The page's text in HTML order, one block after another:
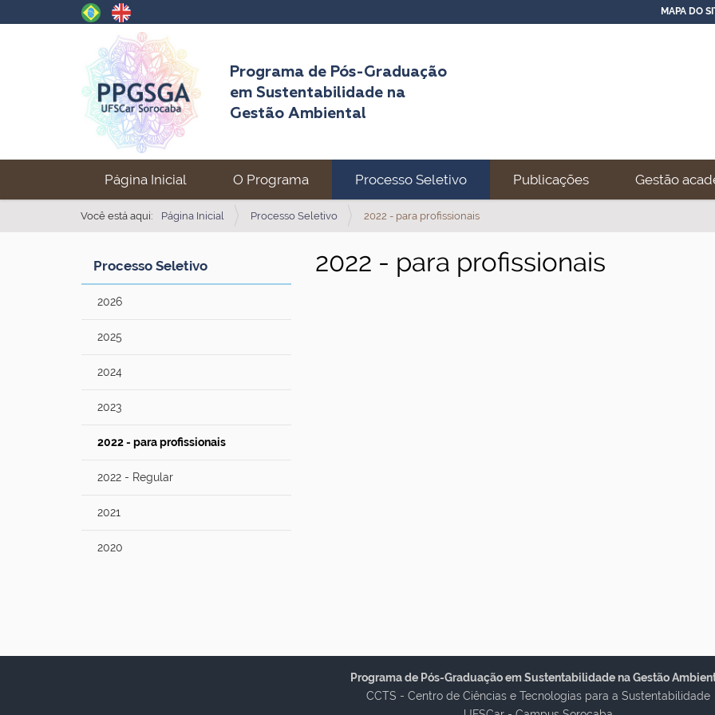
Programa de Pós-Graduação
em Sustentabilidade na
Gestão Ambiental
MAPA DO
Página Inicial O Programa Processo Seletivo Publicações Gestão
Você está aqui: Página Inicial Processo Seletivo 2022 - para profissionais
Processo Seletivo
2026
2025
2024
2023
2022 - para profissionais
2022 - Regular
2021
2020
2022 - para profissionais
Programa de Pós-Graduação em Sustentabilidade na Gestão
CCTS - Centro de Ciências e Tecnologias para a Sustentabilidade